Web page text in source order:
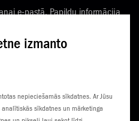
izmanto
nepieciešamās sīkdatnes. Ar Jūsu
sīkdatnes un mārketinga
e-pastā. Papildu informācija
ČEMPIONĀTS